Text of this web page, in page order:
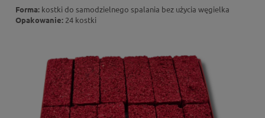
Forma: kostki do samodzielnego spalania bez użycia węgielka
Opakowanie: 24 kostki